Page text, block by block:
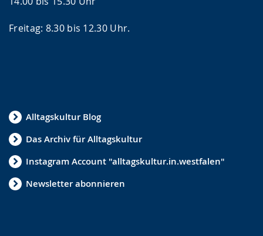
Freitag: 8.30 bis 12.30 Uhr.
Alltagskultur Blog
Das Archiv für Alltagskultur
Instagram Account "alltagskultur.in.westfalen"
Newsletter abonnieren